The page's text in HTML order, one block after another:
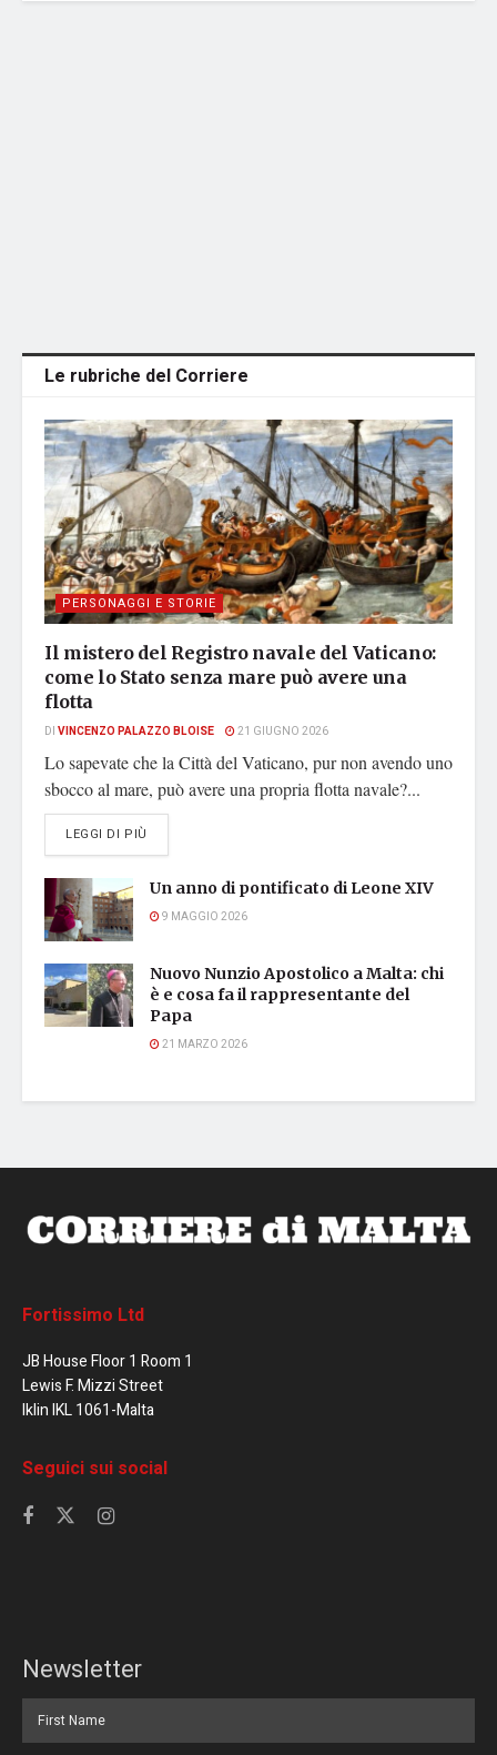
Le rubriche del Corriere
PERSONAGGI E STORIE
Il mistero del Registro navale del Vaticano:
come lo Stato senza mare può avere una
flotta
DI VINCENZO PALAZZO BLOISE 21 GIUGNO 2026
Lo sapevate che la Città del Vaticano, pur non avendo uno
sbocco al mare, può avere una propria flotta navale?...
LEGGI DI PIÙ
Un anno di pontificato di Leone XIV
9 MAGGIO 2026
Nuovo Nunzio Apostolico a Malta: chi
è e cosa fa il rappresentante del
Papa
21 MARZO 2026
Fortissimo Ltd
JB House Floor 1 Room 1
Lewis F. Mizzi Street
Iklin IKL 1061-Malta
Seguici sui social
Newsletter